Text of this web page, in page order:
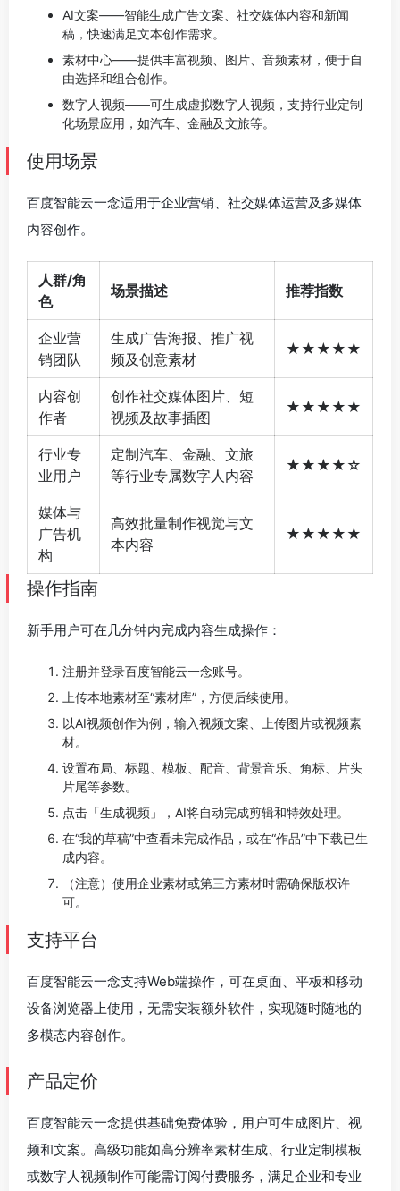
AI文案——智能生成广告文案、社交媒体内容和新闻
稿，快速满足文本创作需求。
素材中心——提供丰富视频、图片、音频素材，便于自
由选择和组合创作。
数字人视频——可生成虚拟数字人视频，支持行业定制
化场景应用，如汽车、金融及文旅等。
使用场景
百度智能云一念适用于企业营销、社交媒体运营及多媒体
内容创作。
人群/角
色
场景描述 推荐指数
企业营
销团队
生成广告海报、推广视
频及创意素材
★★★★★
内容创
作者
创作社交媒体图片、短
视频及故事插图
★★★★★
行业专
业用户
定制汽车、金融、文旅
等行业专属数字人内容
★★★★☆
媒体与
广告机
构
高效批量制作视觉与文
本内容
★★★★★
操作指南
新手用户可在几分钟内完成内容生成操作：
注册并登录百度智能云一念账号。
上传本地素材至“素材库”，方便后续使用。
以AI视频创作为例，输入视频文案、上传图片或视频素
材。
设置布局、标题、模板、配音、背景音乐、角标、片头
片尾等参数。
点击「生成视频」，AI将自动完成剪辑和特效处理。
在“我的草稿”中查看未完成作品，或在“作品”中下载已生
成内容。
（注意）使用企业素材或第三方素材时需确保版权许
可。
支持平台
百度智能云一念支持Web端操作，可在桌面、平板和移动
设备浏览器上使用，无需安装额外软件，实现随时随地的
多模态内容创作。
产品定价
百度智能云一念提供基础免费体验，用户可生成图片、视
频和文案。高级功能如高分辨率素材生成、行业定制模板
或数字人视频制作可能需订阅付费服务，满足企业和专业